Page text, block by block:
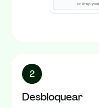
2
Desbloquear